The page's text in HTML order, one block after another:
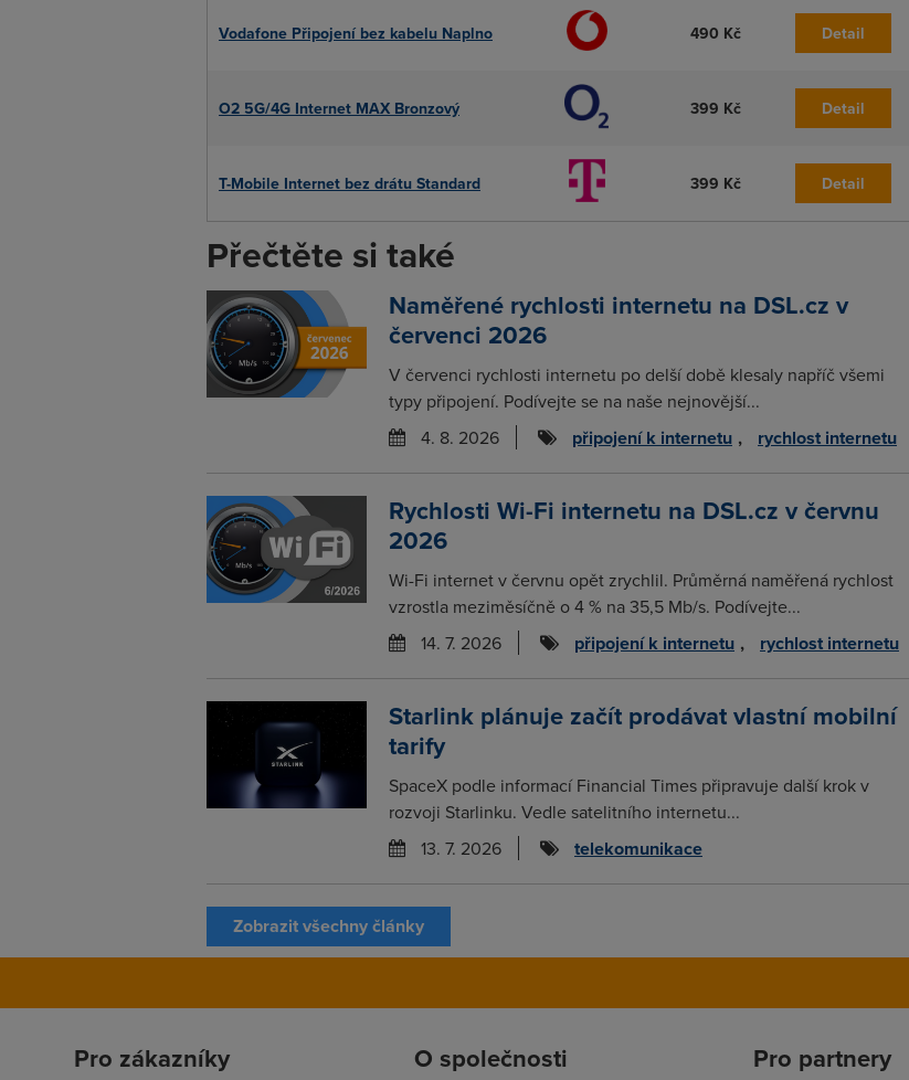
Vodafone Připojení bez kabelu Naplno 490 Kč Detail
O2 5G/4G Internet MAX Bronzový 399 Kč Detail
T-Mobile Internet bez drátu Standard 399 Kč Detail
Přečtěte si také
Naměřené rychlosti internetu na DSL.cz v
červenci 2026
V červenci rychlosti internetu po delší době klesaly napříč všemi
typy připojení. Podívejte se na naše nejnovější...
4. 8. 2026
připojení k internetu , rychlost internetu
Rychlosti Wi-Fi internetu na DSL.cz v červnu
2026
Wi-Fi internet v červnu opět zrychlil. Průměrná naměřená rychlost
vzrostla meziměsíčně o 4 % na 35,5 Mb/s. Podívejte...
14. 7. 2026
připojení k internetu , rychlost internetu
Starlink plánuje začít prodávat vlastní mobilní
tarify
SpaceX podle informací Financial Times připravuje další krok v
rozvoji Starlinku. Vedle satelitního internetu...
13. 7. 2026
telekomunikace
Zobrazit všechny články
Pro zákazníky O společnosti Pro partnery